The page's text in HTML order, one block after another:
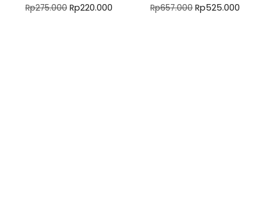
Rp275.000 Rp220.000
Rp657.000 Rp525.000